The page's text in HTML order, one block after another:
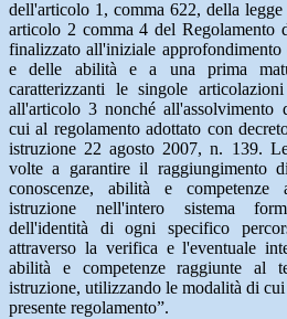
dell'articolo 1, comma 622, della
articolo 2 comma 4 del
finalizzato all'iniziale
e delle abilità e a una prima
caratterizzanti le singole
all'articolo 3 nonché
cui al regolamento adottato con
istruzione 22 agosto 2007, n. 139.
volte a garantire il raggiungimento
conoscenze, abilità e
istruzione nell'intero sistema
dell'identità di ogni specifico
attraverso la verifica e l'eventuale
abilità e competenze raggiunte al
istruzione, utilizzando le modalità di
presente regolamento”.